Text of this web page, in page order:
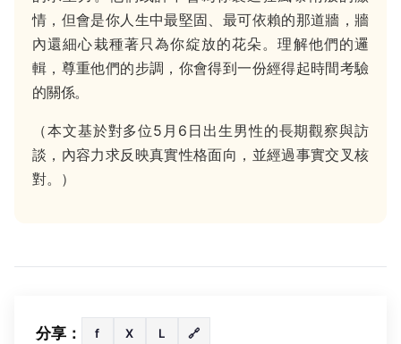
情，但會是你人生中最堅固、最可依賴的那道牆，牆
內還細心栽種著只為你綻放的花朵。理解他們的邏
輯，尊重他們的步調，你會得到一份經得起時間考驗
的關係。
（本文基於對多位5月6日出生男性的長期觀察與訪
談，內容力求反映真實性格面向，並經過事實交叉核
對。）
分享： f X L 🔗